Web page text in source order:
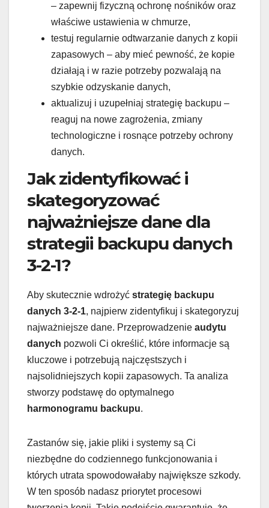
– zapewnij fizyczną ochronę nośników oraz
właściwe ustawienia w chmurze,
testuj regularnie odtwarzanie danych z kopii
zapasowych – aby mieć pewność, że kopie
działają i w razie potrzeby pozwalają na
szybkie odzyskanie danych,
aktualizuj i uzupełniaj strategię backupu –
reaguj na nowe zagrożenia, zmiany
technologiczne i rosnące potrzeby ochrony
danych.
Jak zidentyfikować i
skategoryzować
najważniejsze dane dla
strategii backupu danych
3-2-1?
Aby skutecznie wdrożyć strategię backupu
danych 3-2-1, najpierw zidentyfikuj i skategoryzuj
najważniejsze dane. Przeprowadzenie audytu
danych pozwoli Ci określić, które informacje są
kluczowe i potrzebują najczęstszych i
najsolidniejszych kopii zapasowych. Ta analiza
stworzy podstawę do optymalnego
harmonogramu backupu.
Zastanów się, jakie pliki i systemy są Ci
niezbędne do codziennego funkcjonowania i
których utrata spowodowałaby największe szkody.
W ten sposób nadasz priorytet procesowi